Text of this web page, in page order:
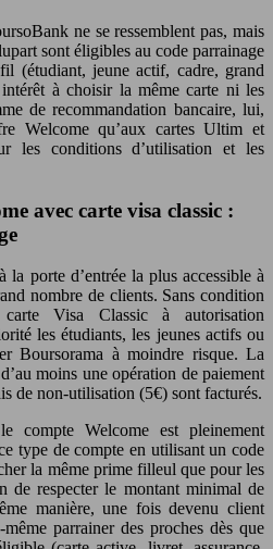
ne se ressemblent pas, mais
sont éligibles au code parrainage
(étudiant, jeune actif, cadre, grand
à choisir la même carte ni les
de recommandation bancaire, lui,
Welcome qu’aux cartes Ultim et
les conditions d’utilisation et les
avec carte visa classic :
la porte d’entrée la plus accessible à
nombre de clients. Sans condition
Visa Classic à autorisation
les étudiants, les jeunes actifs ou
Boursorama à moindre risque. La
moins une opération de paiement
de non-utilisation (5€) sont facturés.
compte Welcome est pleinement
type de compte en utilisant un code
la même prime filleul que pour les
de respecter le montant minimal de
manière, une fois devenu client
parrainer des proches dès que